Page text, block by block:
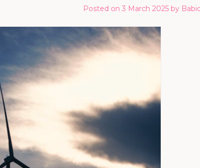
Posted on 3 March 2025 by